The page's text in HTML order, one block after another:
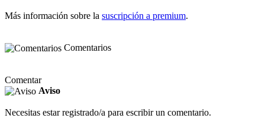
Más información sobre la suscripción a premium.
Comentarios
Comentar
Aviso
Necesitas estar registrado/a para escribir un comentario.